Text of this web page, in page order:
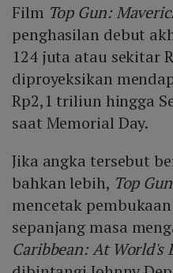
Film Top Gun:
penghasilan debut
124 juta atau sekitar
diproyeksikan
Rp2,1 triliun hingga
saat Memorial Day.
Jika angka tersebut
bahkan lebih, Top
mencetak
sepanjang masa
Caribbean: At World's